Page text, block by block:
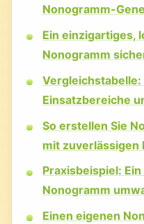
Nonogramm-
Ein einzigartiges,
Nonogramm
Einsatzbereiche
So erstellen Sie
mit zuverlässigen
Praxisbeispiel:
Nonogramm
Einen eigenen